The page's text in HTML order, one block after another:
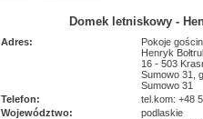
Domek letniskowy -
Adres:
Pokoje
Henryk
16 - 503
Sumowo 31,
Sumowo 31
Telefon:
tel.kom: +48
Województwo:
podlaskie